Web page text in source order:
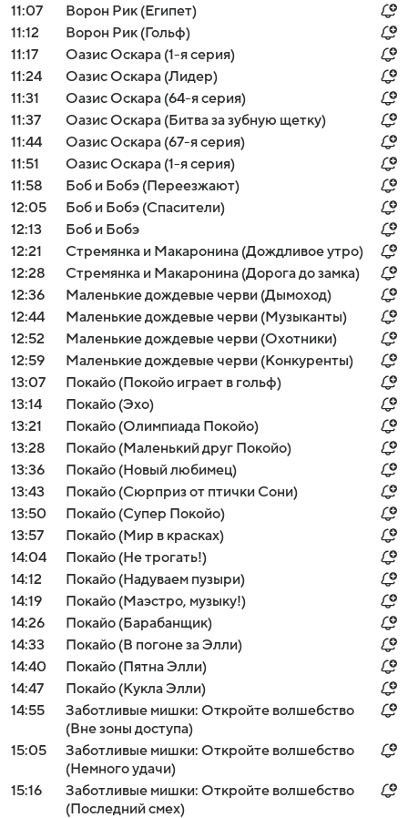
11:07
Ворон Рик (Египет)
11:12
Ворон Рик (Гольф)
11:17
Оазис Оскара (1-я серия)
11:24
Оазис Оскара (Лидер)
11:31
Оазис Оскара (64-я серия)
11:37
Оазис Оскара (Битва за зубную щетку)
11:44
Оазис Оскара (67-я серия)
11:51
Оазис Оскара (1-я серия)
11:58
Боб и Бобэ (Переезжают)
12:05
Боб и Бобэ (Спасители)
12:13
Боб и Бобэ
12:21
Стремянка и Макаронина (Дождливое утро)
12:28
Стремянка и Макаронина (Дорога до замка)
12:36
Маленькие дождевые черви (Дымоход)
12:44
Маленькие дождевые черви (Музыканты)
12:52
Маленькие дождевые черви (Охотники)
12:59
Маленькие дождевые черви (Конкуренты)
13:07
Покайо (Покойо играет в гольф)
13:14
Покайо (Эхо)
13:21
Покайо (Олимпиада Покойо)
13:28
Покайо (Маленький друг Покойо)
13:36
Покайо (Новый любимец)
13:43
Покайо (Сюрприз от птички Сони)
13:50
Покайо (Супер Покойо)
13:57
Покайо (Мир в красках)
14:04
Покайо (Не трогать!)
14:12
Покайо (Надуваем пузыри)
14:19
Покайо (Маэстро, музыку!)
14:26
Покайо (Барабанщик)
14:33
Покайо (В погоне за Элли)
14:40
Покайо (Пятна Элли)
14:47
Покайо (Кукла Элли)
14:55
Заботливые мишки: Откройте волшебство
(Вне зоны доступа)
15:05
Заботливые мишки: Откройте волшебство
(Немного удачи)
15:16
Заботливые мишки: Откройте волшебство
(Последний смех)